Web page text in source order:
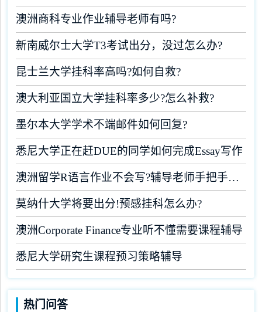
澳洲商科专业作业辅导老师有吗?
新南威尔士大学T3考试出分，没过怎么办?
昆士兰大学挂科率高吗?如何自救?
澳大利亚国立大学挂科率多少?怎么补救?
墨尔本大学学术不端邮件如何回复?
悉尼大学正在赶DUE的同学如何完成Essay写作
澳洲留学R语言作业不会写?辅导老师手把手教学
莫纳什大学将要出分!预感挂科怎么办?
澳洲Corporate Finance专业听不懂需要课程辅导
悉尼大学研究生课程预习策略辅导
热门问答